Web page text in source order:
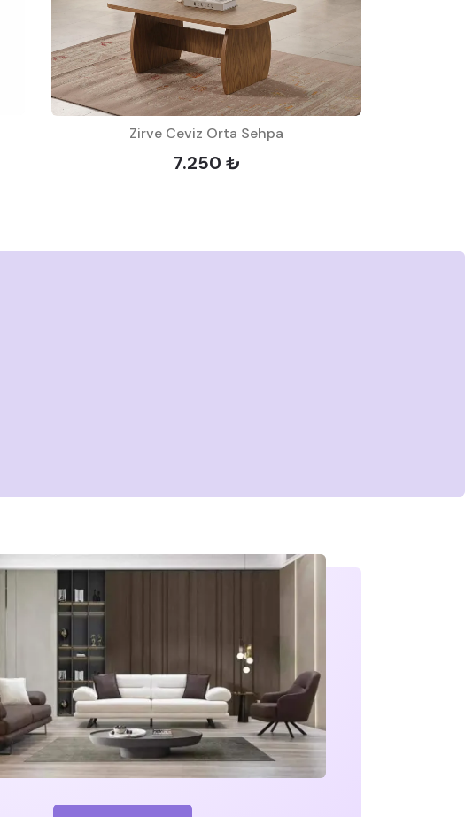
Zirve Ceviz Orta Sehpa
7.250 ₺